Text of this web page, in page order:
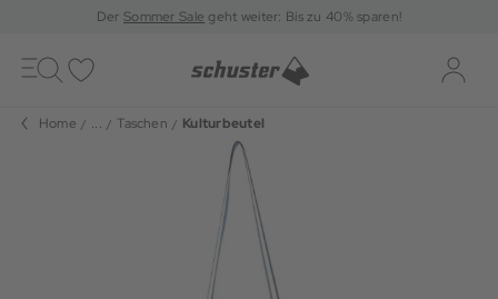
DerSommer Sale geht weiter: Bis zu 40% sparen!
Toggle
navigation
Home ... Taschen Kulturbeutel